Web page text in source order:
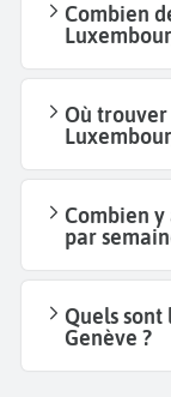
Combien
Où
Combien
par
Quels sont
Genève ?